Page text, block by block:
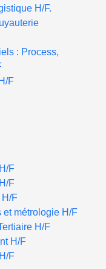
H/F.
: Process,
F
F
F
H/F
et métrologie H/F
H/F
H/F
F